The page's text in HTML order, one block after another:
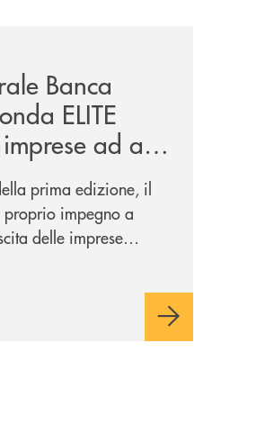
Banca
ELITE
ad alto
prima edizione, il
impegno a
delle imprese